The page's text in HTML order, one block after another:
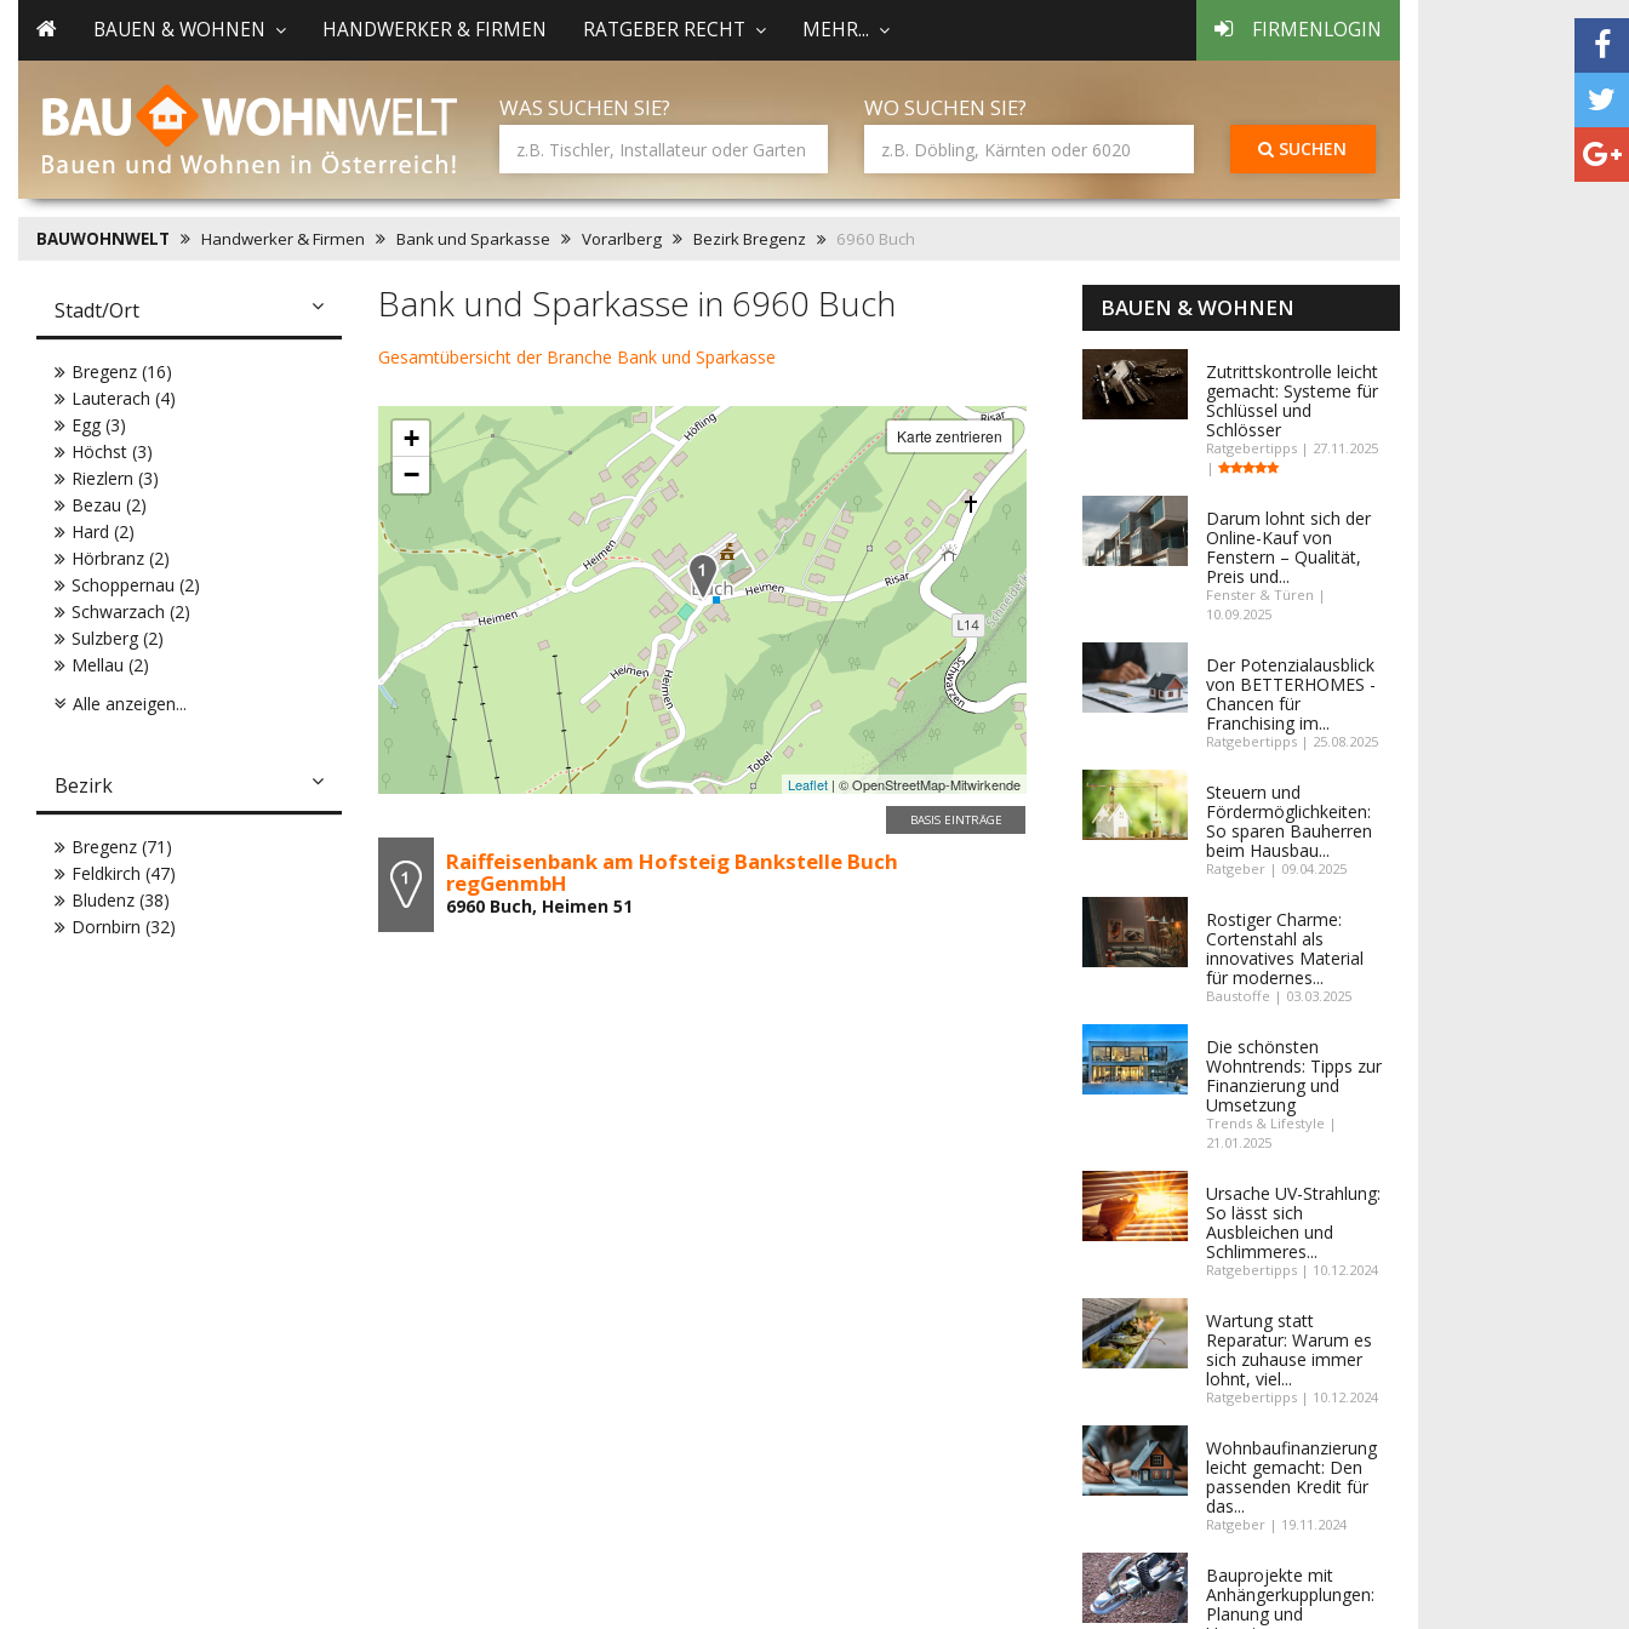
BAUEN & WOHNEN HANDWERKER & FIRMEN RATGEBER RECHT MEHR... FIRMENLOGIN
WAS SUCHEN SIE? WO SUCHEN SIE?
SUCHEN
BAUWOHNWELT Handwerker & Firmen Bank und Sparkasse Vorarlberg Bezirk Bregenz 6960 Buch
Bank und Sparkasse in 6960 Buch
Gesamtübersicht der Branche Bank und Sparkasse
+
−
Karte zentrieren
Leaflet | © OpenStreetMap-Mitwirkende
BASIS EINTRÄGE
Raiffeisenbank am Hofsteig Bankstelle Buch
regGenmbH
6960 Buch, Heimen 51
Stadt/Ort
Bregenz (16)
Lauterach (4)
Egg (3)
Höchst (3)
Riezlern (3)
Bezau (2)
Hard (2)
Hörbranz (2)
Schoppernau (2)
Schwarzach (2)
Sulzberg (2)
Mellau (2)
Alle anzeigen...
Bezirk
Bregenz (71)
Feldkirch (47)
Bludenz (38)
Dornbirn (32)
BAUEN & WOHNEN
Zutrittskontrolle leicht
gemacht: Systeme für
Schlüssel und
Schlösser
Ratgebertipps | 27.11.2025
|
Darum lohnt sich der
Online-Kauf von
Fenstern – Qualität,
Preis und...
Fenster & Türen |
10.09.2025
Der Potenzialausblick
von BETTERHOMES -
Chancen für
Franchising im...
Ratgebertipps | 25.08.2025
Steuern und
Fördermöglichkeiten:
So sparen Bauherren
beim Hausbau...
Ratgeber | 09.04.2025
Rostiger Charme:
Cortenstahl als
innovatives Material
für modernes...
Baustoffe | 03.03.2025
Die schönsten
Wohntrends: Tipps zur
Finanzierung und
Umsetzung
Trends & Lifestyle |
21.01.2025
Ursache UV-Strahlung:
So lässt sich
Ausbleichen und
Schlimmeres...
Ratgebertipps | 10.12.2024
Wartung statt
Reparatur: Warum es
sich zuhause immer
lohnt, viel...
Ratgebertipps | 10.12.2024
Wohnbaufinanzierung
leicht gemacht: Den
passenden Kredit für
das...
Ratgeber | 19.11.2024
Bauprojekte mit
Anhängerkupplungen:
Planung und